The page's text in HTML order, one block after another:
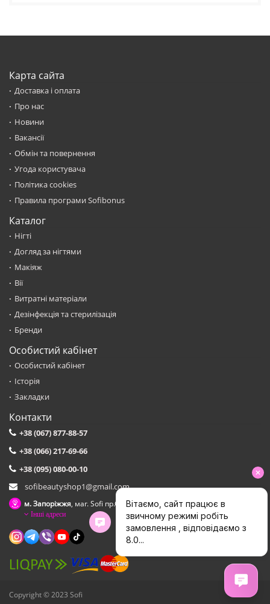
Карта сайта
Доставка і оплата
Про нас
Новини
Вакансії
Обмін та повернення
Угода користувача
Політика cookies
Правила програми Sofibonus
Каталог
Нігті
Догляд за нігтями
Макіяж
Вії
Витратні матеріали
Дезінфекція та стерилізація
Бренди
Особистий кабінет
Особистий кабінет
Історія
Закладки
Контакти
+38 (067) 877-88-57
+38 (066) 217-69-66
+38 (095) 080-00-10
sofibeautyshop1@gmail.com
м. Запоріжжя, маг. Sofi пр.Соборний,153 зуп. Сталеварiв
Інші адреси
Copyright © 2023 Sofi